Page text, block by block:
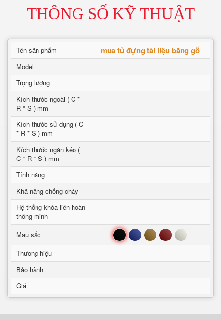
THÔNG SỐ KỸ THUẬT
Tên sản phẩm mua tủ đựng tài liệu bằng gỗ
Model
Trọng lượng
Kích thước ngoài ( C *
R * S ) mm
Kích thước sử dụng ( C
* R * S ) mm
Kích thước ngăn kéo (
C * R * S ) mm
Tính năng
Khả năng chống cháy
Hệ thống khóa liên hoàn
thông minh
Mầu sắc
Đen Xanh Nâu Đỏ Trắng
Thương hiệu
Bảo hành
Giá